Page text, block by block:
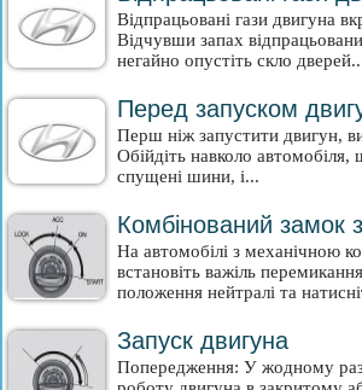
Відпрацьовані гази двигуна
Відчувши запах
негайно опустіть скло
Перед запуском
Перш ніж запустити двигун,
Обійдіть навколо
спущені шини, і...
Комбінований замок
На автомобілі з механічною
встановіть важіль
положення нейтралі та
Запуск двигуна
Попередження: У жодному